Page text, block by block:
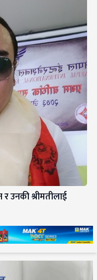
र उनकी श्रीमतीलाई